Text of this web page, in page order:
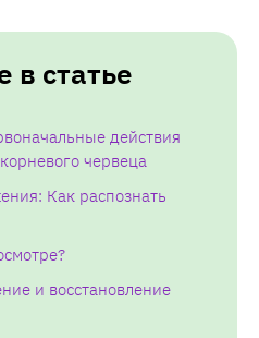
в статье
действия
червеца
Как распознать
и восстановление